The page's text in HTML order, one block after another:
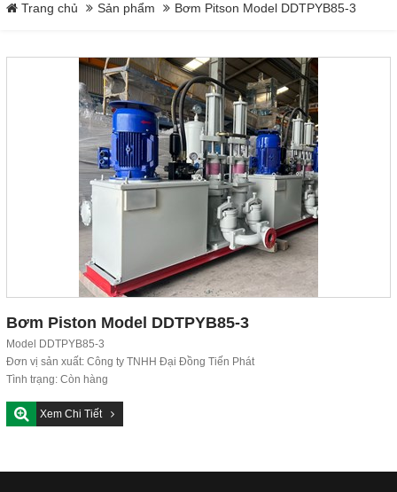
Trang chủ Sản phẩm Bơm Pitson Model DDTPYB85-3
Bơm Piston Model DDTPYB85-3
Model DDTPYB85-3
Đơn vị sản xuất: Công ty TNHH Đại Đồng Tiến Phát
Tình trạng: Còn hàng
Xem Chi Tiết